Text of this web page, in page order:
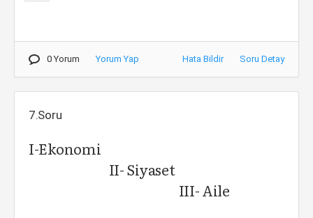
0 Yorum Yorum Yap Hata Bildir Soru Detay
7.Soru
I-Ekonomi
II- Siyaset
III- Aile